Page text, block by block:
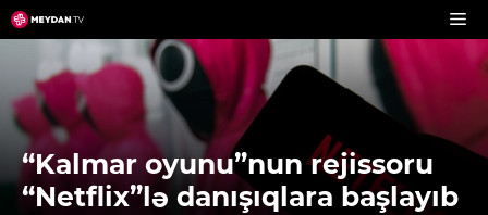
Skip
to
content
“Kalmar oyunu”nun rejissoru
“Netflix”lə danışıqlara başlayıb